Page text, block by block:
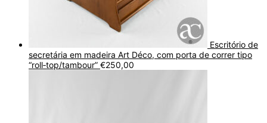
Escritório de
secretária em madeira Art Déco, com porta de correr tipo
“roll‑top/tambour” €250,00